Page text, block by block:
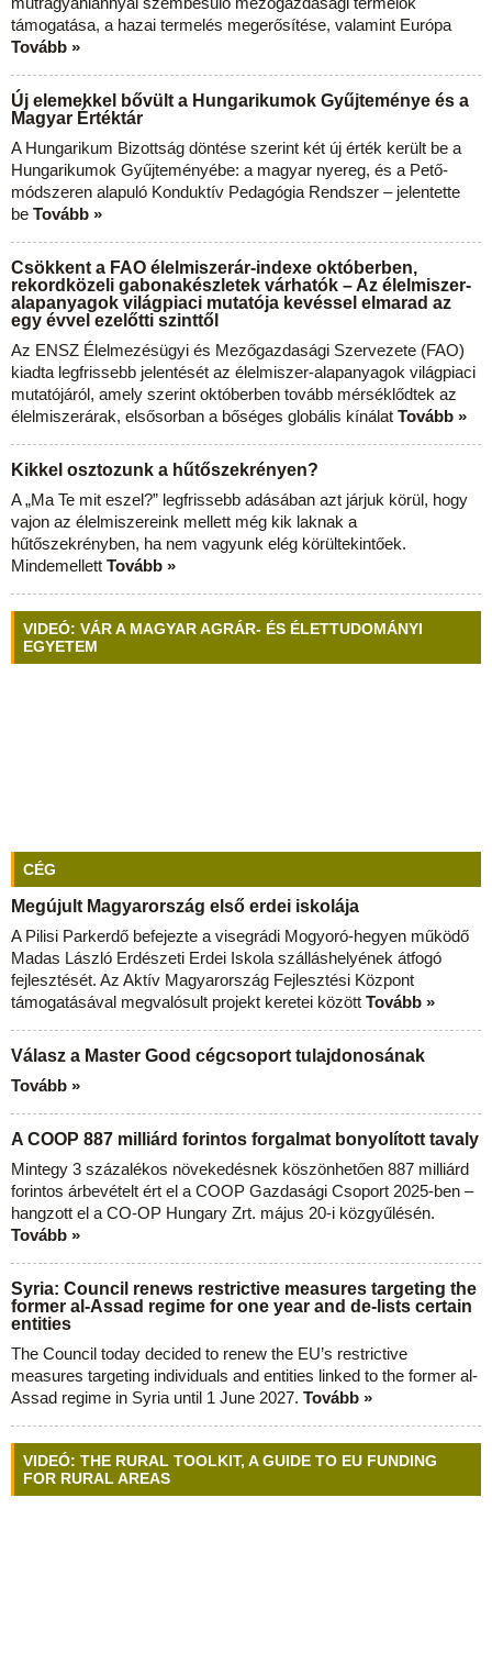
támogatása, a hazai termelés megerősítése, valamint Európa
Tovább »
Új elemekkel bővült a Hungarikumok Gyűjteménye és a
Magyar Értéktár
A Hungarikum Bizottság döntése szerint két új érték került be a
Hungarikumok Gyűjteményébe: a magyar nyereg, és a Pető-
módszeren alapuló Konduktív Pedagógia Rendszer – jelentette
be Tovább »
Csökkent a FAO élelmiszerár-indexe októberben,
rekordközeli gabonakészletek várhatók – Az élelmiszer-
alapanyagok világpiaci mutatója kevéssel elmarad az
egy évvel ezelőtti szinttől
Az ENSZ Élelmezésügyi és Mezőgazdasági Szervezete (FAO)
kiadta legfrissebb jelentését az élelmiszer-alapanyagok világpiaci
mutatójáról, amely szerint októberben tovább mérséklődtek az
élelmiszerárak, elsősorban a bőséges globális kínálat Tovább »
Kikkel osztozunk a hűtőszekrényen?
A „Ma Te mit eszel?” legfrissebb adásában azt járjuk körül, hogy
vajon az élelmiszereink mellett még kik laknak a
hűtőszekrényben, ha nem vagyunk elég körültekintőek.
Mindemellett Tovább »
VIDEÓ: VÁR A MAGYAR AGRÁR- ÉS ÉLETTUDOMÁNYI
EGYETEM
CÉG
Megújult Magyarország első erdei iskolája
A Pilisi Parkerdő befejezte a visegrádi Mogyoró-hegyen működő
Madas László Erdészeti Erdei Iskola szálláshelyének átfogó
fejlesztését. Az Aktív Magyarország Fejlesztési Központ
támogatásával megvalósult projekt keretei között Tovább »
Válasz a Master Good cégcsoport tulajdonosának
Tovább »
A COOP 887 milliárd forintos forgalmat bonyolított tavaly
Mintegy 3 százalékos növekedésnek köszönhetően 887 milliárd
forintos árbevételt ért el a COOP Gazdasági Csoport 2025-ben –
hangzott el a CO-OP Hungary Zrt. május 20-i közgyűlésén.
Tovább »
Syria: Council renews restrictive measures targeting the
former al-Assad regime for one year and de-lists certain
entities
The Council today decided to renew the EU’s restrictive
measures targeting individuals and entities linked to the former al-
Assad regime in Syria until 1 June 2027. Tovább »
VIDEÓ: THE RURAL TOOLKIT, A GUIDE TO EU FUNDING
FOR RURAL AREAS